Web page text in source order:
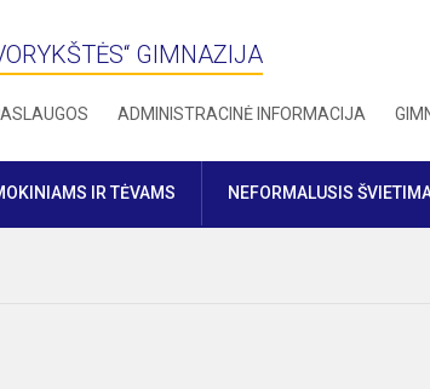
GIMNAZIJA
ADMINISTRACINĖ INFORMACIJA
IR TĖVAMS NEFORMALUSIS